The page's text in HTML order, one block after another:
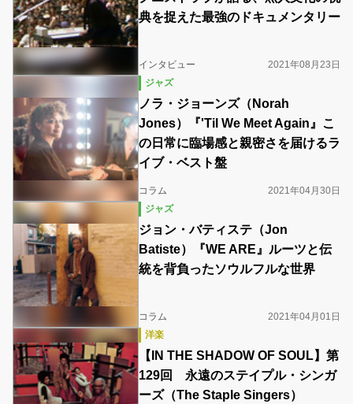
典を捉えた最強のドキュメンタリー
インタビュー
2021年08月23日
ジャズ
ノラ・ジョーンズ（Norah
Jones）『'Til We Meet Again』こ
の日常に臨場感と親密さを届けるラ
イブ・ベスト盤
コラム
2021年04月30日
ジャズ
ジョン・バティステ（Jon
Batiste）『WE ARE』ルーツと伝
統を背負ったソウルフルな世界
コラム
2021年04月01日
洋楽
【IN THE SHADOW OF SOUL】第
129回 永遠のステイプル・シンガ
ーズ（The Staple Singers）